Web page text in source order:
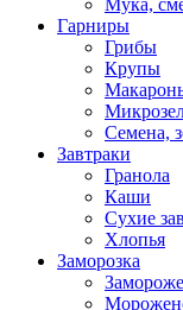
Гарниры
Грибы
Крупы
Семена,
Завтраки
Гранола
Каши
Сухие
Хлопья
Заморозка